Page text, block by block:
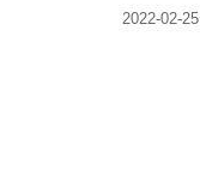
2022-02-25